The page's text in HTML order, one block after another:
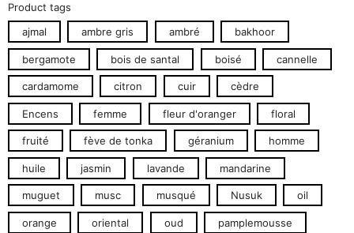
Product tags
ajmal
ambre gris ambré bakhoor
bergamote bois de santal boisé cannelle
cardamome citron cuir cèdre
Encens femme fleur d'oranger floral
fruité fève de tonka géranium homme
huile jasmin lavande mandarine
muguet musc musqué Nusuk oil
orange oriental oud pamplemousse